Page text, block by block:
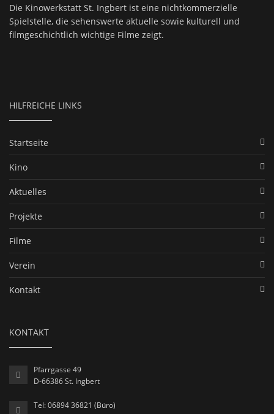
Die Kinowerkstatt St. Ingbert ist eine nichtkommerzielle
Spielstelle, die sehenswerte aktuelle sowie kulturell und
filmgeschichtlich wichtige Filme zeigt.
HILFREICHE LINKS
Startseite
Kino
Aktuelles
Projekte
Filme
Verein
Kontakt
KONTAKT
Pfarrgasse 49
D-66386 St. Ingbert
Tel: 06894 36821 (Büro)